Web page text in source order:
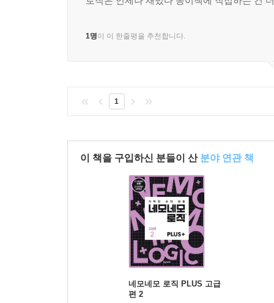
1명이 이 한줄평을 추천합니다.
1
이 책을 구입하신 분들이 산 분야 연관 책
네모네모 로직 PLUS 고급
편 2